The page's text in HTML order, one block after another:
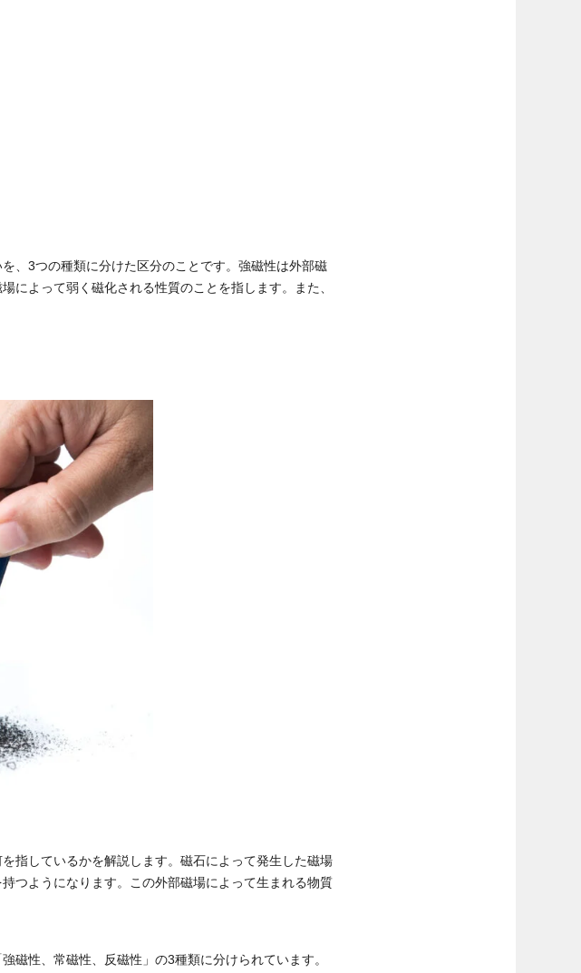
、3つの種類に分けた区分のことです。強磁性は外部磁
によって弱く磁化される性質のことを指します。また、
指しているかを解説します。磁石によって発生した磁場
つようになります。この外部磁場によって生まれる物質
磁性、常磁性、反磁性」の3種類に分けられています。